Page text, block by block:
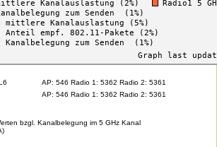
AP: 546 Radio 1: 5362 Radio 2: 5361
AP: 546 Radio 1: 5362 Radio 2: 5361
bzgl. Kanalbelegung im 5 GHz Kanal